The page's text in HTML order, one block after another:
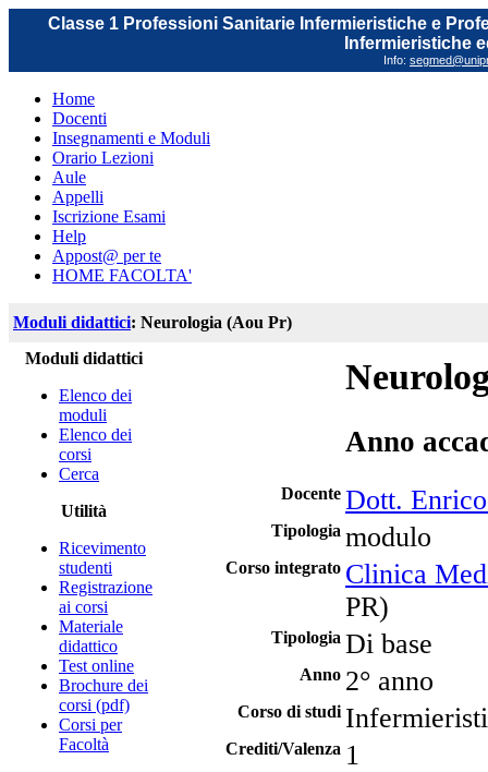
Classe 1 Professioni Sanitarie Infermieristiche e
Infermieristiche
Info:
Home
Docenti
Insegnamenti e Moduli
Orario Lezioni
Aule
Appelli
Iscrizione Esami
Help
Appost@ per te
HOME FACOLTA'
Moduli didattici: Neurologia (Aou Pr)
Moduli didattici
Elenco dei
moduli
Elenco dei
corsi
Cerca
Utilità
Ricevimento
studenti
Registrazione
ai corsi
Materiale
didattico
Test online
Brochure dei
corsi (pdf)
Corsi per
Facoltà
Anno
Docente Dott. Enrico
Tipologia modulo
Corso integrato Clinica
PR)
Tipologia Di base
Anno 2° anno
Corso di studi
Crediti/Valenza 1